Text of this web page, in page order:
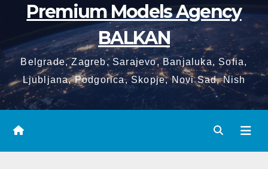
Premium Models Agency
BALKAN
Belgrade, Zagreb, Sarajevo, Banjaluka, Sofia,
Ljubljana, Podgorica, Skopje, Novi Sad, Nish